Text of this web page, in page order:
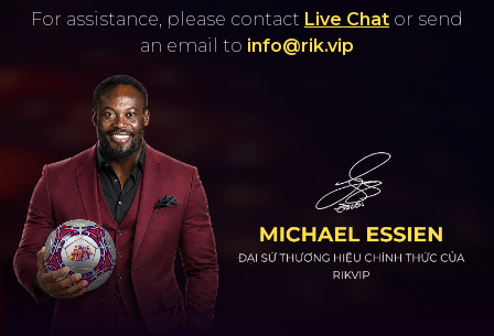
For assistance, please contact Live Chat or send
an email to info@rik.vip